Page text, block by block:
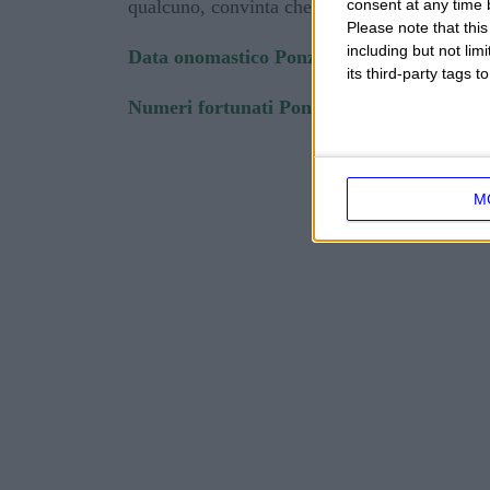
consent at any time
Please note that
including but not
its third-party tags
qualcuno, convinta che non tutto possa
Data onomastico Ponzio: 8 Marzo - 14
Numeri fortunati Ponzio: